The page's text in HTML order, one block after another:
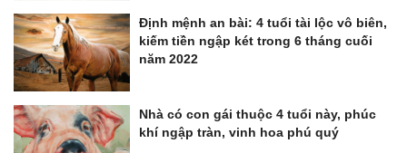
Định mệnh an bài: 4 tuổi tài lộc vô biên,
kiếm tiền ngập két trong 6 tháng cuối
năm 2022
Nhà có con gái thuộc 4 tuổi này, phúc
khí ngập tràn, vinh hoa phú quý